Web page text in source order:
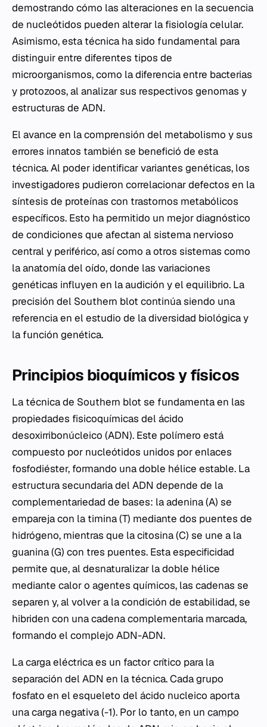
demostrando cómo las alteraciones en la secuencia
de nucleótidos pueden alterar la fisiología celular.
Asimismo, esta técnica ha sido fundamental para
distinguir entre diferentes tipos de
microorganismos, como la diferencia entre bacterias
y protozoos, al analizar sus respectivos genomas y
estructuras de ADN.
El avance en la comprensión del metabolismo y sus
errores innatos también se benefició de esta
técnica. Al poder identificar variantes genéticas, los
investigadores pudieron correlacionar defectos en la
síntesis de proteínas con trastornos metabólicos
específicos. Esto ha permitido un mejor diagnóstico
de condiciones que afectan al sistema nervioso
central y periférico, así como a otros sistemas como
la anatomía del oído, donde las variaciones
genéticas influyen en la audición y el equilibrio. La
precisión del Southern blot continúa siendo una
referencia en el estudio de la diversidad biológica y
la función genética.
Principios bioquímicos y físicos
La técnica de Southern blot se fundamenta en las
propiedades fisicoquímicas del ácido
desoxirribonúcleico (ADN). Este polímero está
compuesto por nucleótidos unidos por enlaces
fosfodiéster, formando una doble hélice estable. La
estructura secundaria del ADN depende de la
complementariedad de bases: la adenina (A) se
empareja con la timina (T) mediante dos puentes de
hidrógeno, mientras que la citosina (C) se une a la
guanina (G) con tres puentes. Esta especificidad
permite que, al desnaturalizar la doble hélice
mediante calor o agentes químicos, las cadenas se
separen y, al volver a la condición de estabilidad, se
hibriden con una cadena complementaria marcada,
formando el complejo ADN-ADN.
La carga eléctrica es un factor crítico para la
separación del ADN en la técnica. Cada grupo
fosfato en el esqueleto del ácido nucleico aporta
una carga negativa (-1). Por lo tanto, en un campo